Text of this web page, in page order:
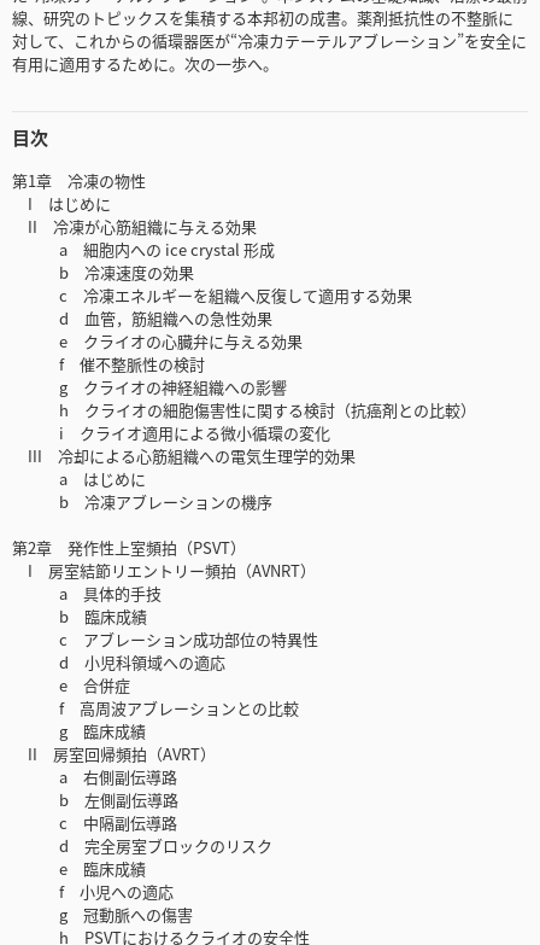
線、研究のトピックスを集積する本邦初の成書。薬剤抵抗性の不整脈に
対して、これからの循環器医が“冷凍カテーテルアブレーション”を安全に
有用に適用するために。次の一歩へ。
目次
第1章 冷凍の物性
I はじめに
II 冷凍が心筋組織に与える効果
a 細胞内への ice crystal 形成
b 冷凍速度の効果
c 冷凍エネルギーを組織へ反復して適用する効果
d 血管，筋組織への急性効果
e クライオの心臓弁に与える効果
f 催不整脈性の検討
g クライオの神経組織への影響
h クライオの細胞傷害性に関する検討（抗癌剤との比較）
i クライオ適用による微小循環の変化
III 冷却による心筋組織への電気生理学的効果
a はじめに
b 冷凍アブレーションの機序
第2章 発作性上室頻拍（PSVT）
I 房室結節リエントリー頻拍（AVNRT）
a 具体的手技
b 臨床成績
c アブレーション成功部位の特異性
d 小児科領域への適応
e 合併症
f 高周波アブレーションとの比較
g 臨床成績
II 房室回帰頻拍（AVRT）
a 右側副伝導路
b 左側副伝導路
c 中隔副伝導路
d 完全房室ブロックのリスク
e 臨床成績
f 小児への適応
g 冠動脈への傷害
h PSVTにおけるクライオの安全性